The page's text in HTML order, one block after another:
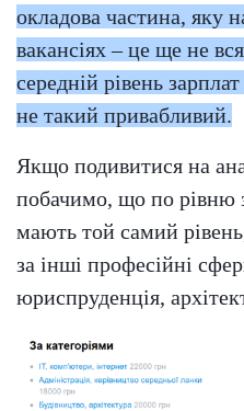
окладова частина, яку
вакансіях – це ще не
середній рівень
не такий привабливий.
Якщо подивитися на
побачимо, що по рівню
мають той самий
за інші професійні
юриспруденція,